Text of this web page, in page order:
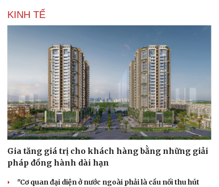
KINH TẾ
Gia tăng giá trị cho khách hàng bằng những giải
pháp đồng hành dài hạn
"Cơ quan đại diện ở nước ngoài phải là cầu nối thu hút